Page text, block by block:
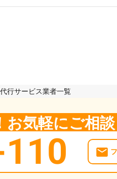
行サービス業者一覧
気軽にご相